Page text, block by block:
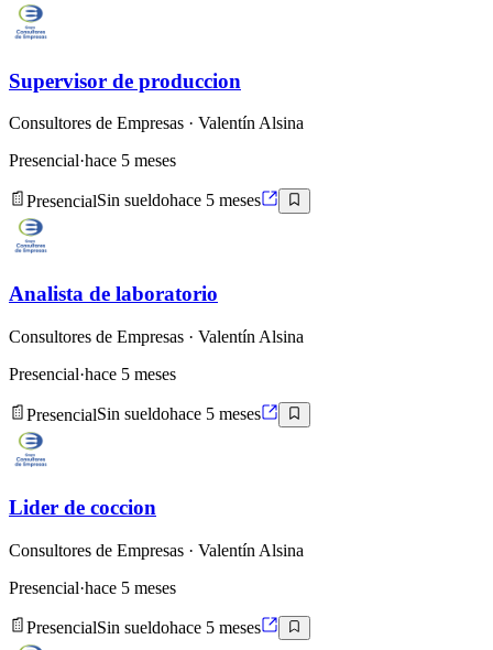
Supervisor de produccion
Consultores de Empresas · Valentín Alsina
Presencial·hace 5 meses
PresencialSin sueldohace 5 meses
Analista de laboratorio
Consultores de Empresas · Valentín Alsina
Presencial·hace 5 meses
PresencialSin sueldohace 5 meses
Lider de coccion
Consultores de Empresas · Valentín Alsina
Presencial·hace 5 meses
PresencialSin sueldohace 5 meses